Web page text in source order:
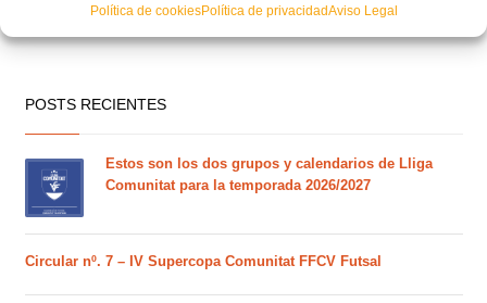
Política de cookiesPolítica de privacidadAviso Legal
POSTS RECIENTES
Estos son los dos grupos y calendarios de Lliga
Comunitat para la temporada 2026/2027
Circular nº. 7 – IV Supercopa Comunitat FFCV Futsal